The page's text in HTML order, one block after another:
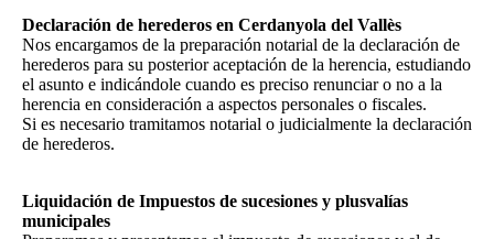
Declaración de herederos en Cerdanyola del Vallès
Nos encargamos de la preparación notarial de la declaración de
herederos para su posterior aceptación de la herencia, estudiando
el asunto e indicándole cuando es preciso renunciar o no a la
herencia en consideración a aspectos personales o fiscales.
Si es necesario tramitamos notarial o judicialmente la declaración
de herederos.
Liquidación de Impuestos de sucesiones y plusvalías
municipales